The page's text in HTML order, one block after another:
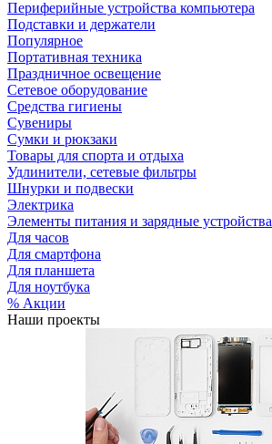
Периферийные устройства компьютера
Подставки и держатели
Популярное
Портативная техника
Праздничное освещение
Сетевое оборудование
Средства гигиены
Сувениры
Сумки и рюкзаки
Товары для спорта и отдыха
Удлинители, сетевые фильтры
Шнурки и подвески
Электрика
Элементы питания и зарядные устройства
Для часов
Для смартфона
Для планшета
Для ноутбука
% Акции
Наши проекты